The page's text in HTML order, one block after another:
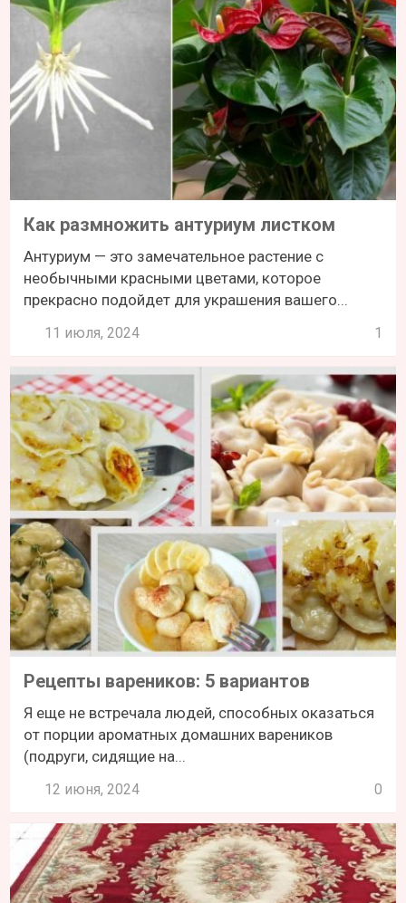
Как размножить антуриум листком
Антуриум — это замечательное растение с
необычными красными цветами, которое
прекрасно подойдет для украшения вашего...
11 июля, 2024 1
Рецепты вареников: 5 вариантов
Я еще не встречала людей, способных оказаться
от порции ароматных домашних вареников
(подруги, сидящие на...
12 июня, 2024 0